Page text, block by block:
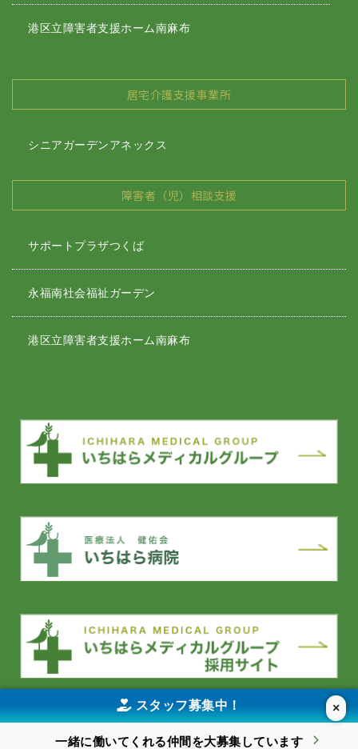
×
スタッフ募集中！
一緒に働いてくれる仲間を大募集しています
港区立障害者支援ホーム南麻布
居宅介護支援事業所
シニアガーデンアネックス
障害者（児）相談支援
サポートプラザつくば
永福南社会福祉ガーデン
港区立障害者支援ホーム南麻布
YouTube
©2026 KENSEIKAI Social Welfare Corporation All Rights Reserved.